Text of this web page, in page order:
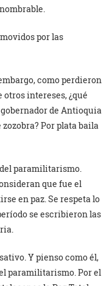
por las
como perdieron
intereses, ¿qué
de Antioquia
Por plata baila
paramilitarismo.
que fue el
en paz. Se respeta lo
se escribieron las
Y pienso como él,
paramilitarismo. Por el